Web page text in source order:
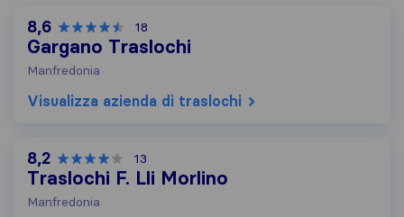
8,6 18
Gargano Traslochi
Manfredonia
Visualizza azienda di traslochi
8,2 13
Traslochi F. Lli Morlino
Manfredonia